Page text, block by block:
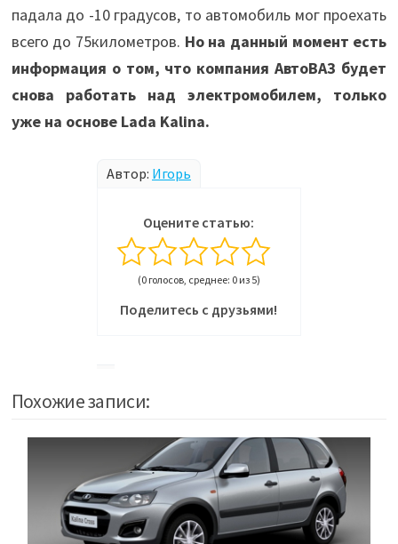
падала до -10 градусов, то автомобиль мог проехать
всего до 75километров. Но на данный момент есть
информация о том, что компания АвтоВАЗ будет
снова работать над электромобилем, только
уже на основе Lada Kalina.
Автор: Игорь
Оцените статью:
(0 голосов, среднее: 0 из 5)
Поделитесь с друзьями!
Похожие записи: